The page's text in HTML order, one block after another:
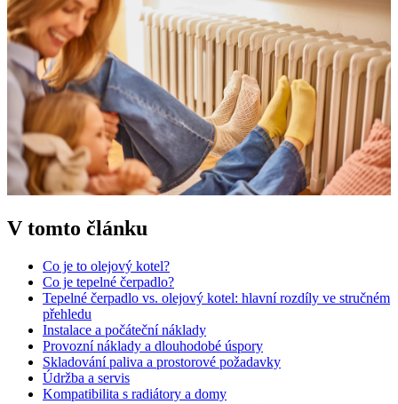
V tomto článku
Co je to olejový kotel?
Co je tepelné čerpadlo?
Tepelné čerpadlo vs. olejový kotel: hlavní rozdíly ve stručném
přehledu
Instalace a počáteční náklady
Provozní náklady a dlouhodobé úspory
Skladování paliva a prostorové požadavky
Údržba a servis
Kompatibilita s radiátory a domy